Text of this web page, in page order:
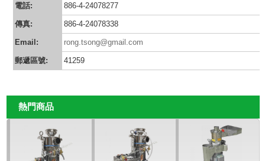
電話: 886-4-24078277
傳真: 886-4-24078338
Email: rong.tsong@gmail.com
郵遞區號: 41259
熱門商品